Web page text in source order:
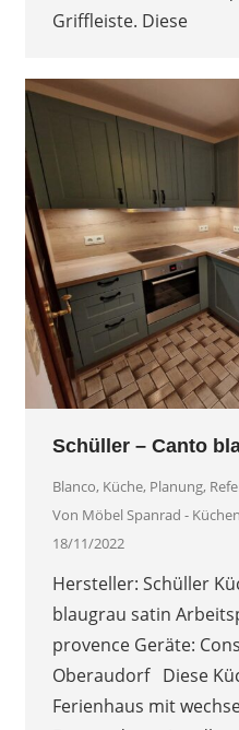
Griffleiste. Diese
Schüller – Canto
Blanco, Küche, Planung,
Von Möbel Spanrad -
18/11/2022
Hersteller: Schüller
blaugrau satin
provence Geräte:
Oberaudorf Diese
Ferienhaus mit